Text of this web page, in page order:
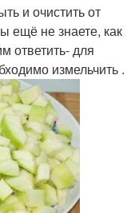
и очистить от
ещё не знаете, как
ответить- для
измельчить .